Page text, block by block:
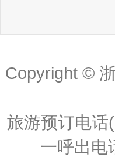
Copyright ©
旅游预订电
一呼出电